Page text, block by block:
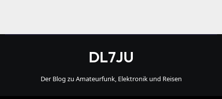
DL7JU
Der Blog zu Amateurfunk, Elektronik und Reisen